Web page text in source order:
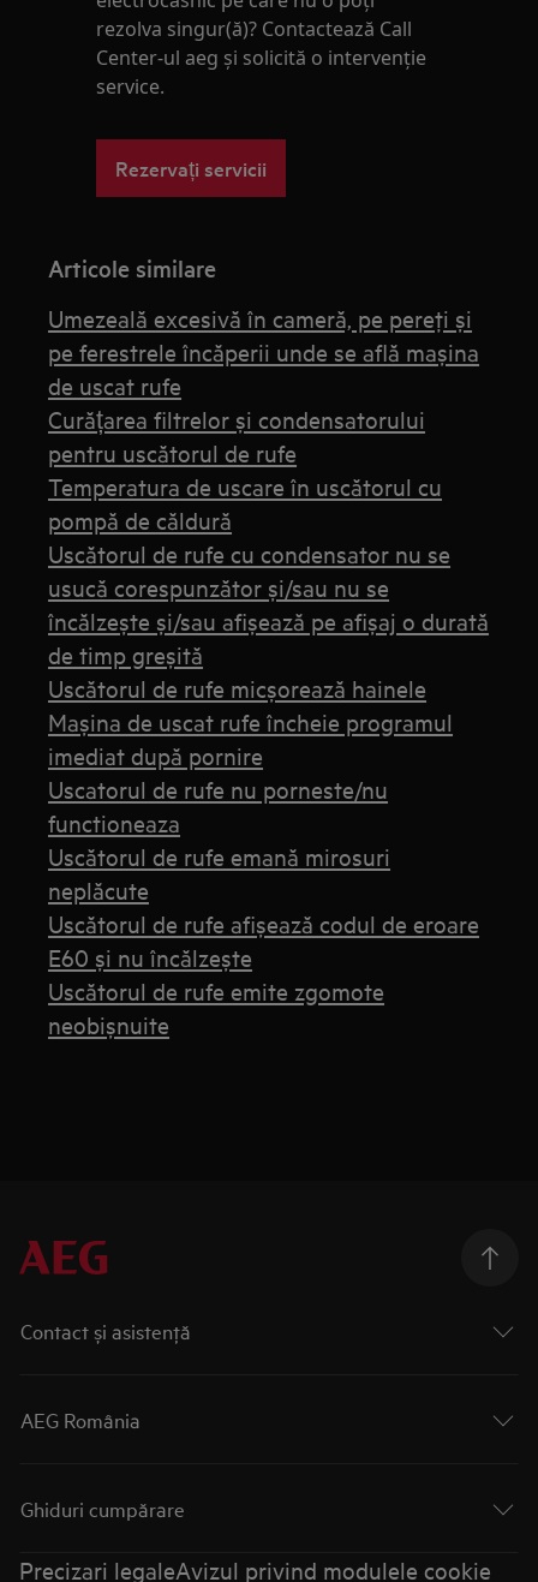
rezolva singur(ă)? Contactează Call
Center-ul aeg și solicită o intervenţie
service.
Rezervați servicii
Articole similare
Umezeală excesivă în cameră, pe pereţi şi
pe ferestrele încăperii unde se află maşina
de uscat rufe
Curățarea filtrelor și condensatorului
pentru uscătorul de rufe
Temperatura de uscare în uscătorul cu
pompă de căldură
Uscătorul de rufe cu condensator nu se
usucă corespunzător și/sau nu se
încălzește și/sau afișează pe afișaj o durată
de timp greșită
Uscătorul de rufe micşorează hainele
Maşina de uscat rufe încheie programul
imediat după pornire
Uscatorul de rufe nu porneste/nu
functioneaza
Uscătorul de rufe emană mirosuri
neplăcute
Uscătorul de rufe afișează codul de eroare
E60 și nu încălzește
Uscătorul de rufe emite zgomote
neobişnuite
Contact și asistenţă
AEG România
Ghiduri cumpărare
Precizari legaleAvizul privind modulele cookie